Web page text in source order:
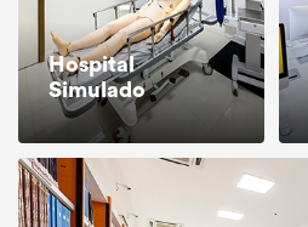
Hospital
Simulado